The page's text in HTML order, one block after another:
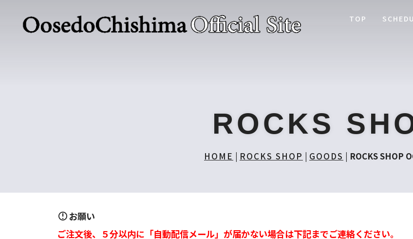
TOP
ROCKS
HOME | ROCKS SHOP | GOODS | ROCKS SHOP
お願い
ご注文後、５分以内に「自動配信メール」が届かない場合は下記までご連絡ください。